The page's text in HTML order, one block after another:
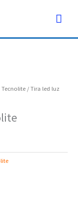
Tecnolite / Tira led luz